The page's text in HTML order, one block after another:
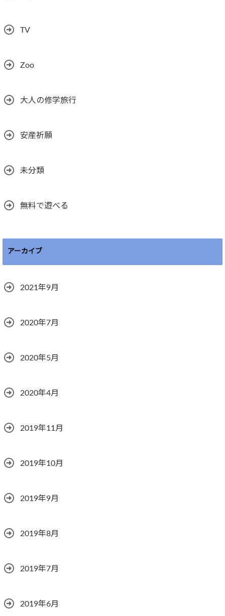
TV
Zoo
大人の修学旅行
安産祈願
未分類
無料で遊べる
アーカイブ
2021年9月
2020年7月
2020年5月
2020年4月
2019年11月
2019年10月
2019年9月
2019年8月
2019年7月
2019年6月